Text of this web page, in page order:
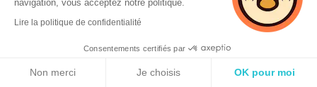
besoin de conseils pour comprendre les mutuelles
compatibles avec la convention collective Commerce
de détail fruits légumes épicerie, vous pouvez nous
convention collective IDCC 1505 en suivant le lien
navigation, vous acceptez notre politique.
Lire la politique de confidentialité
Consentements certifiés par
Non merci Je choisis OK pour moi